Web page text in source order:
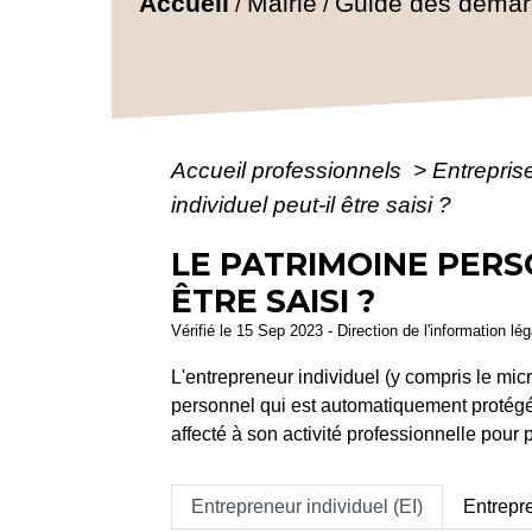
Accueil professionnels >
individuel peut-il être saisi ?
LE PATRIMOINE
ÊTRE SAISI ?
Vérifié le 15 Sep 2023 - Direction de l'information
L'entrepreneur individuel (y compris le
personnel qui est automatiquement
affecté à son activité professionnelle pour
Entrepreneur individuel (EI)